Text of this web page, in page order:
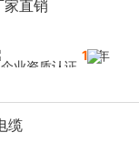
家直销
10年
缆